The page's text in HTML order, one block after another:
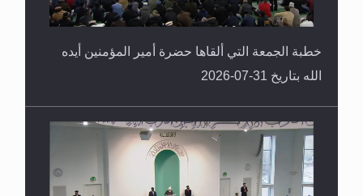
خطبة الجمعة التي ألقاها حضرة أمير المؤمنين أيده
الله بتاريخ 31-07-2026